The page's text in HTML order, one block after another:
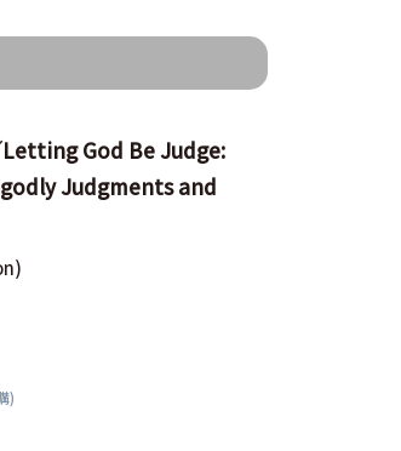
Letting God Be Judge:
Judgments and
)